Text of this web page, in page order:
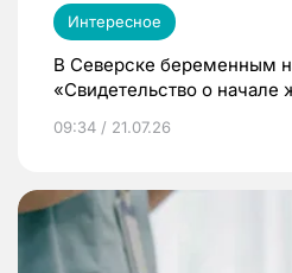
Интересное
В Северске беременным
«Свидетельство о начале
09:34 / 21.07.26